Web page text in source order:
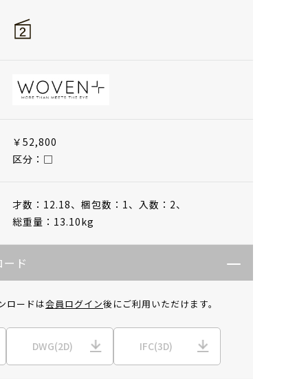
￥52,800
区分：□
才数：12.18、 梱包数：1、 入数：2、
総重量：13.10kg
ド
ロードは会員ログイン後にご利用いただけます。
DWG(2D) IFC(3D)